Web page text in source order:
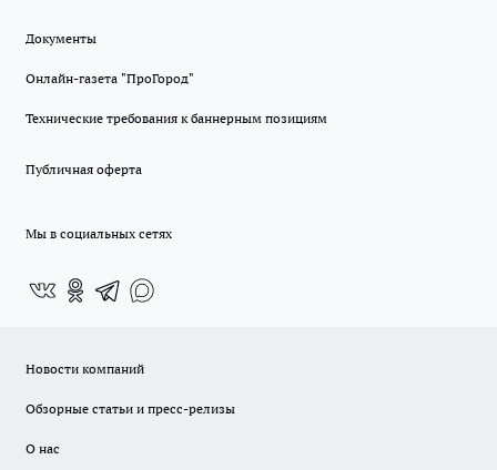
Документы
Онлайн-газета "ПроГород"
Технические требования к баннерным позициям
Публичная оферта
Мы в социальных сетях
Новости компаний
Обзорные статьи и пресс-релизы
О нас